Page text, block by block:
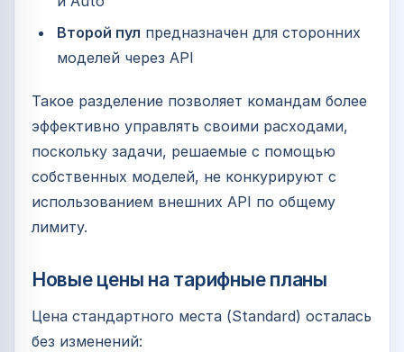
Второй пул предназначен для сторонних
моделей через API
Такое разделение позволяет командам более
эффективно управлять своими расходами,
поскольку задачи, решаемые с помощью
собственных моделей, не конкурируют с
использованием внешних API по общему
лимиту.
Новые цены на тарифные планы
Цена стандартного места (Standard) осталась
без изменений: